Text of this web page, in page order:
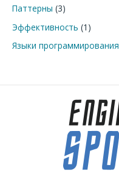
Паттерны (3)
Эффективность (1)
Языки программирования